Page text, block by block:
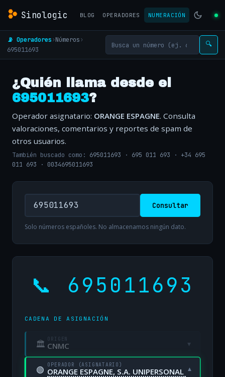
Sinologic BLOG OPERADORES NUMERACIÓN
📡 Operadores›Números›
695011693
🔍
¿Quién llama desde el
695011693?
Operador asignatario: ORANGE ESPAGNE. Consulta
valoraciones, comentarios y reportes de spam de
otros usuarios.
También buscado como: 695011693 · 695 011 693 · +34 695
011 693 · 0034695011693
Consultar
Solo números españoles. No almacenamos ningún dato.
📞 695011693
CADENA DE ASIGNACIÓN
🏛 ORIGEN
CNMC ▾
🟢 OPERADOR (ASIGNATARIO)
ORANGE ESPAGNE, S.A. UNIPERSONAL ▾